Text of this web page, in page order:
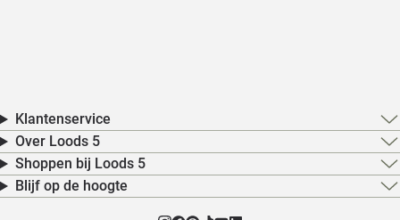
Klantenservice
Over Loods 5
Shoppen bij Loods 5
Blijf op de hoogte